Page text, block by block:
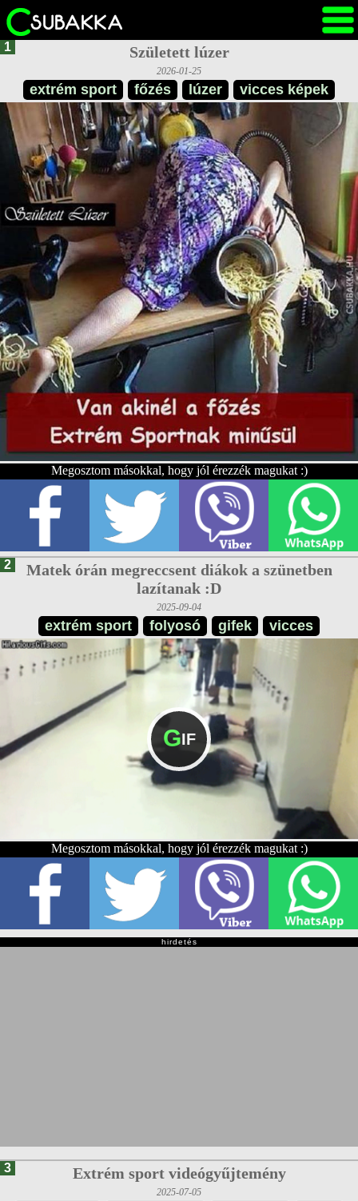
1 Született lúzer
2026-01-25
extrém sport főzés lúzer vicces képek
Megosztom másokkal, hogy jól érezzék magukat :)
2
Matek órán megreccsent diákok a szünetben
lazítanak :D
2025-09-04
extrém sport folyosó gifek vicces
GIF
Megosztom másokkal, hogy jól érezzék magukat :)
hirdetés
3 Extrém sport videógyűjtemény
2025-07-05